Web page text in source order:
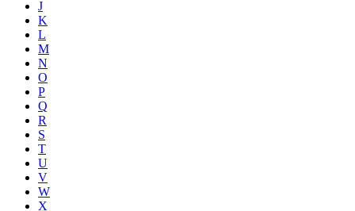
J
K
L
M
N
O
P
Q
R
S
T
U
V
W
X